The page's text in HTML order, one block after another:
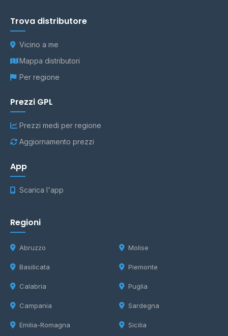
Trova distributore
Vicino a me
Mappa distributori
Per regione
Prezzi GPL
Prezzi medi per regione
Aggiornamento prezzi
App
Scarica l'app
Regioni
Abruzzo
Basilicata
Calabria
Campania
Emilia-Romagna
Molise
Piemonte
Puglia
Sardegna
Sicilia